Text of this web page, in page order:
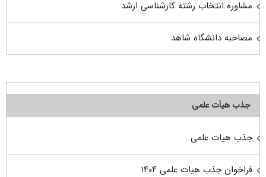
مشاوره انتخاب رشته کارشناسی ارشد
مصاحبه دانشگاه شاهد
جذب هیأت علمی
جذب هیات علمی
فراخوان جذب هیات علمی ۱۴۰۴